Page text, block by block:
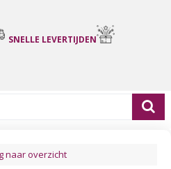
SNELLE LEVERTIJDEN
naar overzicht